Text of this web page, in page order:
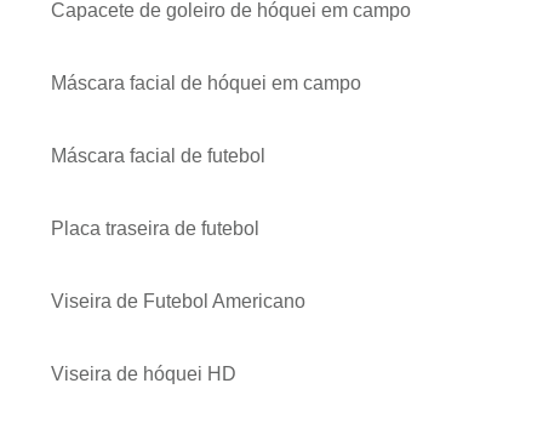
Capacete de goleiro de hóquei em campo
Máscara facial de hóquei em campo
Máscara facial de futebol
Placa traseira de futebol
Viseira de Futebol Americano
Viseira de hóquei HD